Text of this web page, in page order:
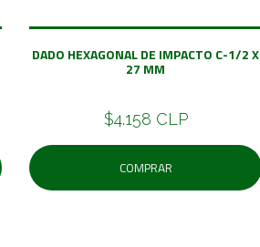
DADO HEXAGONAL DE IMPACTO C-1/2 X
27 MM
$4.158 CLP
COMPRAR